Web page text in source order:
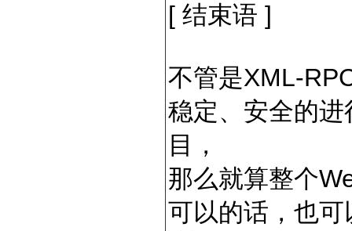
[ 结束语 ]
不管是XML-
稳定、安全的
目，
那么就算整个
可以的话，也